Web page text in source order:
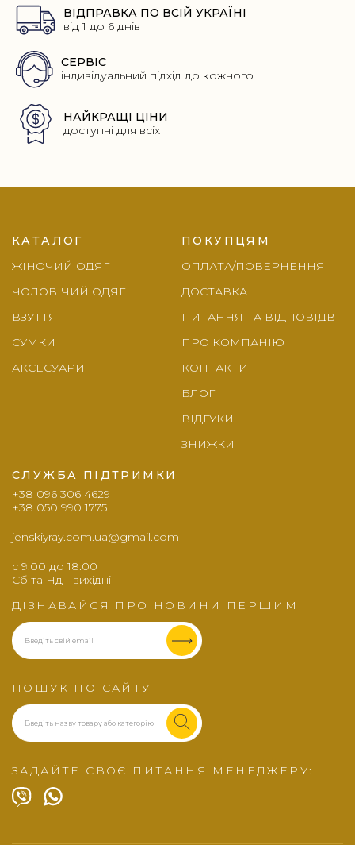
ВІДПРАВКА ПО ВСІЙ УКРАЇНІ
від 1 до 6 днів
СЕРВІС
індивідуальний підхід до кожного
НАЙКРАЩІ ЦІНИ
доступні для всіх
СЛУЖБА ПІДТРИМКИ
+38 096 306 4629
+38 050 990 1775
jenskiyray.com.ua@gmail.com
c 9:00 до 18:00
Сб та Нд - вихідні
КАТАЛОГ
ЖІНОЧИЙ ОДЯГ
ЧОЛОВІЧИЙ ОДЯГ
ВЗУТТЯ
СУМКИ
АКСЕСУАРИ
ПОКУПЦЯМ
ОПЛАТА/ПОВЕРНЕННЯ
ДОСТАВКА
ПИТАННЯ ТА ВІДПОВІДВ
ПРО КОМПАНІЮ
КОНТАКТИ
БЛОГ
ВІДГУКИ
ЗНИЖКИ
ДІЗНАВАЙСЯ ПРО НОВИНИ ПЕРШИМ
ПОШУК ПО САЙТУ
ЗАДАЙТЕ СВОЄ ПИТАННЯ МЕНЕДЖЕРУ: